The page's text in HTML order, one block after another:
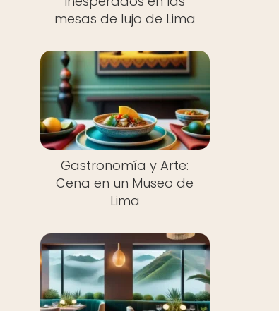
mesas de lujo de Lima
Gastronomía y Arte:
Cena en un Museo de
Lima